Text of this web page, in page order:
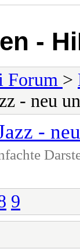
-
Forum >
- neu
-
9